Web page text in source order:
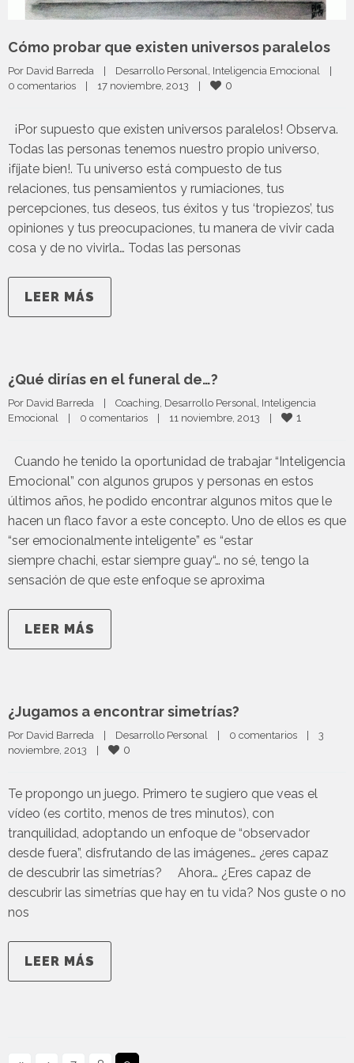
Cómo probar que existen universos paralelos
Por David Barreda | Desarrollo Personal Inteligencia Emocional
|
0 comentarios
| 17 noviembre, 2013 | 0
¡Por supuesto que existen universos paralelos! Observa.
Todas las personas tenemos nuestro propio universo,
¡fíjate bien!. Tu universo está compuesto de tus
relaciones, tus pensamientos y rumiaciones, tus
percepciones, tus deseos, tus éxitos y tus ‘tropiezos’, tus
opiniones y tus preocupaciones, tu manera de vivir cada
cosa y de no vivirla… Todas las personas
LEER MÁS
¿Qué dirías en el funeral de…?
Por David Barreda | Coaching Desarrollo Personal Inteligencia
Emocional
| 0 comentarios | 11 noviembre, 2013 | 1
Cuando he tenido la oportunidad de trabajar “Inteligencia
Emocional” con algunos grupos y personas en estos
últimos años, he podido encontrar algunos mitos que le
hacen un flaco favor a este concepto. Uno de ellos es que
“ser emocionalmente inteligente” es “estar
siempre chachi, estar siempre guay“… no sé, tengo la
sensación de que este enfoque se aproxima
LEER MÁS
¿Jugamos a encontrar simetrías?
Por David Barreda | Desarrollo Personal | 0 comentarios |
3
noviembre, 2013 | 0
Te propongo un juego. Primero te sugiero que veas el
vídeo (es cortito, menos de tres minutos), con
tranquilidad, adoptando un enfoque de “observador
desde fuera”, disfrutando de las imágenes… ¿eres capaz
de descubrir las simetrías? Ahora… ¿Eres capaz de
descubrir las simetrías que hay en tu vida? Nos guste o no
nos
LEER MÁS